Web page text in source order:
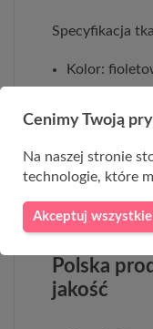
Specyfikacja
Kolor:
Kolor
Gramatura:
Skład: 100%
Ścieralność:
Polska
jakość
Cenimy Twoją
Na naszej stronie
technologie, które
Akceptuj wszystkie